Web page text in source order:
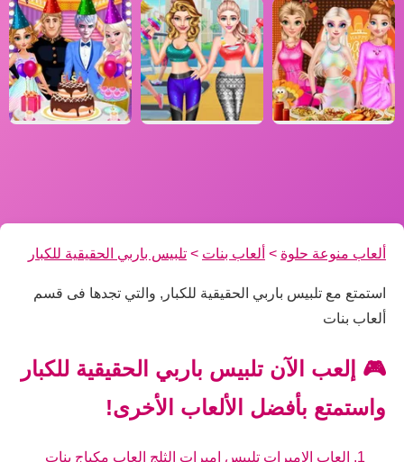
ألعاب منوعة حلوة > ألعاب بنات > تلبيس باربي الحقيقية للكبار
استمتع مع تلبيس باربي الحقيقية للكبار, والتي تجدها فى قسم
ألعاب بنات
🎮 إلعب الآن تلبيس باربي الحقيقية للكبار
واستمتع بأفضل الألعاب الأخرى!
العاب الاميرات تلبيس اميرات الثلج العاب مكياج بنات